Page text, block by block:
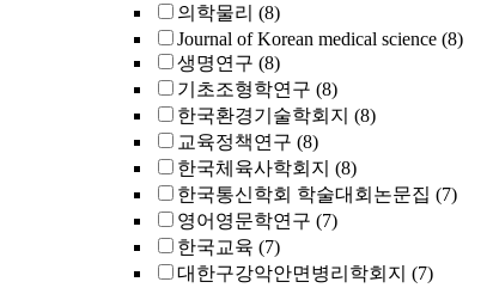
의학물리 (8)
Journal of Korean medical science (8)
생명연구 (8)
기초조형학연구 (8)
한국환경기술학회지 (8)
교육정책연구 (8)
한국체육사학회지 (8)
한국통신학회 학술대회논문집 (7)
영어영문학연구 (7)
한국교육 (7)
대한구강악안면병리학회지 (7)